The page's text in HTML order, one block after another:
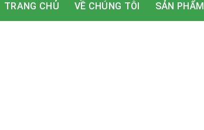
TRANG CHỦ VỀ CHÚNG TÔI SẢN PHẨM